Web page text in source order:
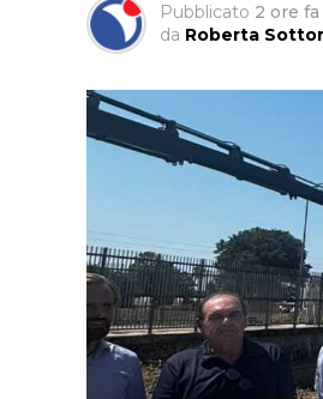
Pubblicato 2 ore fa
da Roberta